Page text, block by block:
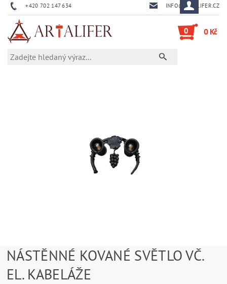
+420 702 147 634 INFO@ARTALIFER.CZ
0 0 Kč
NÁSTĚNNÉ KOVANÉ SVĚTLO VČ.
EL. KABELÁŽE